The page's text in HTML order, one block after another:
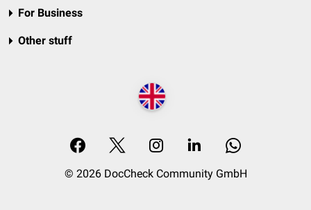
For Business
Other stuff
© 2026 DocCheck Community GmbH